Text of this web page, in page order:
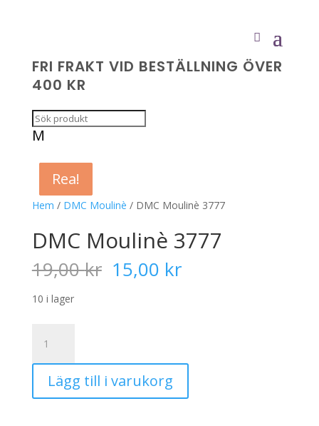
FRI FRAKT VID BESTÄLLNING ÖVER
400 KR
M
Hem / DMC Moulinè / DMC Moulinè 3777
Rea!
DMC Moulinè 3777
19,00kr Det
ursprungliga
15,00 krDet
10 i lager
Moulinè
3777
mängdLägg till i varukorg
Rea!
Rea!
Rea!